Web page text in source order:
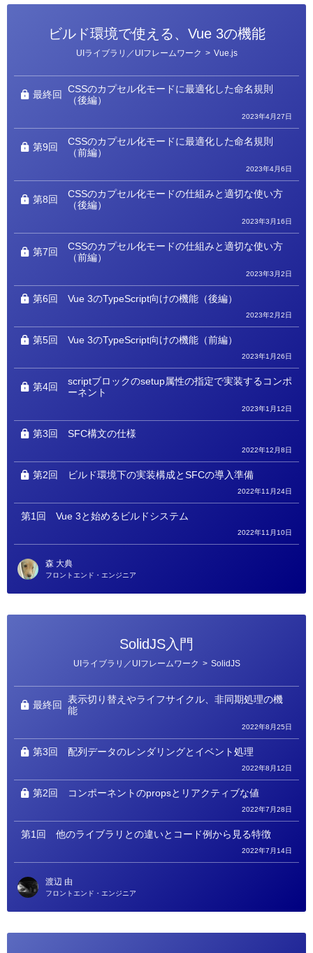
ビルド環境で使える、Vue 3の機能
リ
UIライブラリ／UIフレームワーク > Vue.js
最終回
CSSのカプセル化モードに最適化した命名規則
（後編）
2023年4月27日
第9回
CSSのカプセル化モードに最適化した命名規則
（前編）
2023年4月6日
第8回
CSSのカプセル化モードの仕組みと適切な使い方
（後編）
2023年3月16日
第7回
CSSのカプセル化モードの仕組みと適切な使い方
（前編）
2023年3月2日
第6回 Vue 3のTypeScript向けの機能（後編）
2023年2月2日
第5回 Vue 3のTypeScript向けの機能（前編）
2023年1月26日
第4回
scriptブロックのsetup属性の指定で実装するコンポ
ーネント
2023年1月12日
第3回 SFC構文の仕様
2022年12月8日
第2回 ビルド環境下の実装構成とSFCの導入準備
2022年11月24日
第1回 Vue 3と始めるビルドシステム
2022年11月10日
森 大典
フロントエンド・エンジニア
SolidJS入門
リ
UIライブラリ／UIフレームワーク > SolidJS
最終回
表示切り替えやライフサイクル、非同期処理の機
能
2022年8月25日
第3回 配列データのレンダリングとイベント処理
2022年8月12日
第2回 コンポーネントのpropsとリアクティブな値
2022年7月28日
第1回 他のライブラリとの違いとコード例から見る特徴
2022年7月14日
渡辺 由
フロントエンド・エンジニア